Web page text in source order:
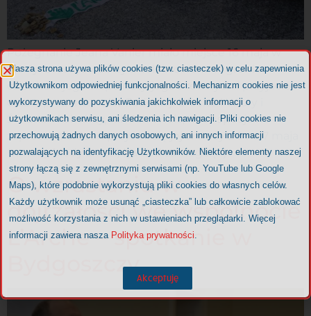
Pożegnanie Jeana Vanier miało miejsce 16 maja w
Trosly. Uroczystość była celebrowana w gronie
członków jego wspólnoty, jego krewnych i przyjaciół
oraz reprezentantów Federacji L’Arche i Wiary i
Światła. Niektórzy, tak Jak Wiola, mieli specjalne
zaproszenie. Jean przyśnił się jej w nocy z 6 na 7 maja
(w nocy kiedy zmarł) i jak od samego […]
O wzrastaniu w
dojrzałości we wspólnocie
L’Arche – spotkanie w
Bydgoszczy
Nasza strona używa plików cookies (tzw. ciasteczek) w celu zapewnienia
Użytkownikom odpowiedniej funkcjonalności. Mechanizm cookies nie jest
wykorzystywany do pozyskiwania jakichkolwiek informacji o
użytkownikach serwisu, ani śledzenia ich nawigacji. Pliki cookies nie
przechowują żadnych danych osobowych, ani innych informacji
pozwalających na identyfikację Użytkowników. Niektóre elementy naszej
strony łączą się z zewnętrznymi serwisami (np. YouTube lub Google
Maps), które podobnie wykorzystują pliki cookies do własnych celów.
Każdy użytkownik może usunąć „ciasteczka” lub całkowicie zablokować
możliwość korzystania z nich w ustawieniach przeglądarki. Więcej
informacji zawiera nasza Polityka prywatności.
Akceptuję